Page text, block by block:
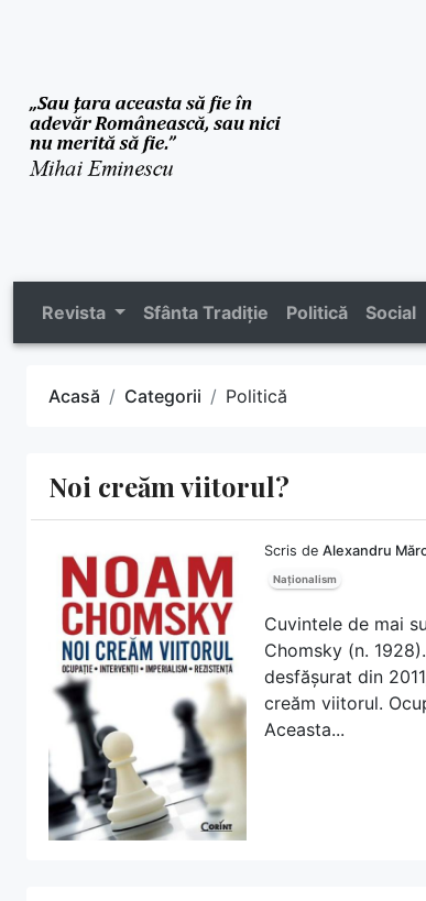
Revista Sfânta Tradiție Politică Social
Acasă Categorii Politică
Noi creăm viitorul?
Scris de Alexandru
Naționalism
Cuvintele de mai
Chomsky (n.
desfășurat din
creăm viitorul.
Aceasta...